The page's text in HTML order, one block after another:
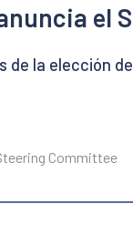
el
de la elección
Committee